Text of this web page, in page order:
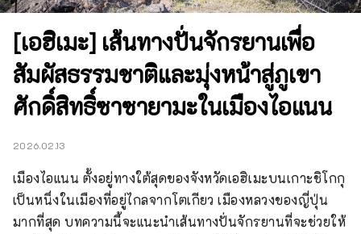
[เอฮิเมะ] เส้นทางปั่นจักรยานเพื่อ
สัมผัสธรรมชาติและมุ่งหน้าสู่ภูเขา
ศักดิ์สิทธิ์ซาซายามะในเมืองไอแนน
2026.02.13
เมืองไอแนน ตั้งอยู่ทางใต้สุดของจังหวัดเอฮิเมะบนเกาะชิโกกุ
เป็นหนึ่งในเมืองที่อยู่ไกลจากโตเกียว เมืองหลวงของญี่ปุ่น
มากที่สุด บทความนี้จะแนะนำเส้นทางปั่นจักรยานที่จะช่วยให้